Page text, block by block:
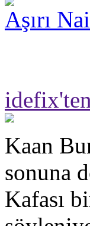
Aşırı
Kaan
sonuna
Kafası